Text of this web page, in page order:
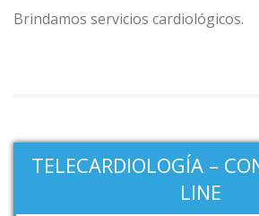
Brindamos servicios cardiológicos.
TELECARDIOLOGÍA –
LINE